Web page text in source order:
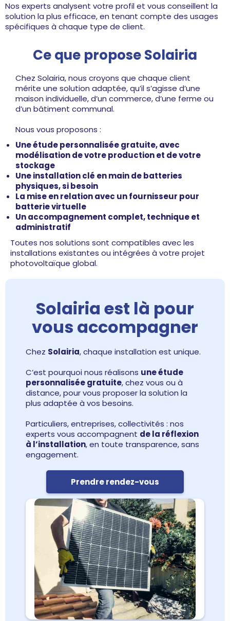
Nos experts analysent votre profil et vous conseillent la
solution la plus efficace, en tenant compte des usages
spécifiques à chaque type de client.
Ce que propose Solairia
Chez Solairia, nous croyons que chaque client
mérite une solution adaptée, qu’il s’agisse d’une
maison individuelle, d’un commerce, d’une ferme ou
d’un bâtiment communal.
Nous vous proposons :
Une étude personnalisée gratuite, avec
modélisation de votre production et de votre
stockage
Une installation clé en main de batteries
physiques, si besoin
La mise en relation avec un fournisseur pour
batterie virtuelle
Un accompagnement complet, technique et
administratif
Toutes nos solutions sont compatibles avec les
installations existantes ou intégrées à votre projet
photovoltaïque global.
Solairia est là pour
vous accompagner
Chez Solairia, chaque installation est unique.
C’est pourquoi nous réalisons une étude
personnalisée gratuite, chez vous ou à
distance, pour vous proposer la solution la
plus adaptée à vos besoins.
Particuliers, entreprises, collectivités : nos
experts vous accompagnent de la réflexion
à l’installation, en toute transparence, sans
engagement.
Prendre rendez-vous